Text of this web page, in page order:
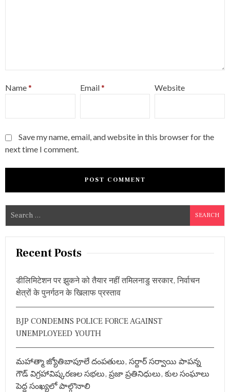
Name* Email* Website
Save my name, email, and website in this browser for the
next time I comment.
a
Recent Posts
डीलिमिटेशन पर झुकने को तैयार नहीं तमिलनाडु सरकार, निर्वाचन
क्षेत्रों के पुनर्गठन के खिलाफ प्रस्ताव
BJP CONDEMNS POLICE FORCE AGAINST
UNEMPLOYEED YOUTH
మహాత్మా జ్యోతిబాపూలే దంపతులు, సర్దార్ సర్వాయి పాపన్న
గౌడ్ విగ్రహావిష్కరణల సభలు, ప్రజా ప్రతినిధులు, కుల సంఘాలు
పెద్ద సంఖ్యలో పాల్గొనాలి